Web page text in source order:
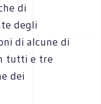
di
degli
di alcune di
tutti e tre
dei